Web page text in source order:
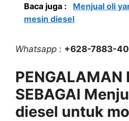
Baca juga :
Menjual oli
mesin diesel
Whatsapp : +628-7883-
PENGALAMAN
SEBAGAI
diesel untuk